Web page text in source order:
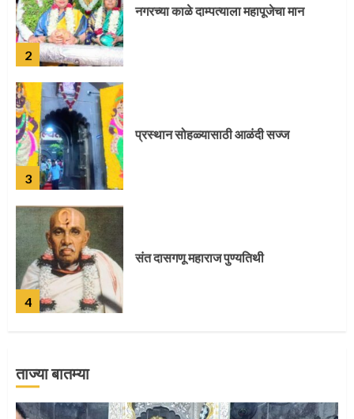
3
प्रस्थान सोहळ्यासाठी आळंदी सज्ज
4
संत दासगणू महाराज पुण्यतिथी
5
जवानाला मिळाला महापूजेचा मान
ताज्या बातम्या